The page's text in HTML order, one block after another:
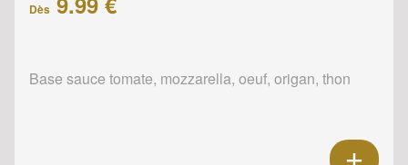
Dès
Base sauce tomate, mozzarella, oeuf, origan, thon